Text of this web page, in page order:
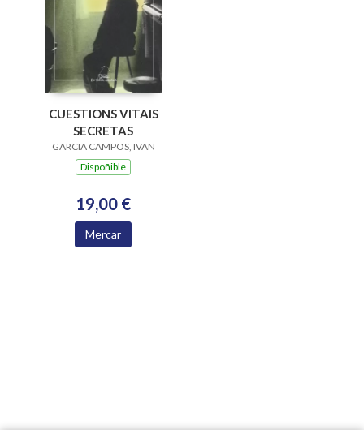
CUESTIONS VITAIS
SECRETAS
GARCIA CAMPOS, IVAN
Dispoñible
19,00 €
Mercar